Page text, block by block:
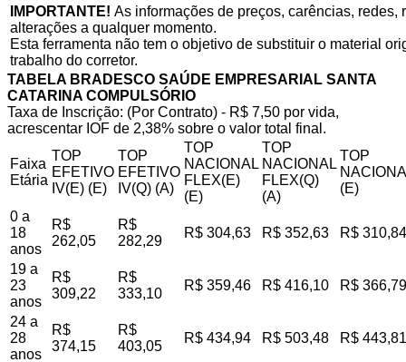
IMPORTANTE! As informações de preços, carências,
alterações a qualquer momento.
Esta ferramenta não tem o objetivo de substituir o material
trabalho do corretor.
TABELA BRADESCO SAÚDE EMPRESARIAL SANTA
CATARINA COMPULSÓRIO
Taxa de Inscrição: (Por Contrato) - R$ 7,50 por vida,
acrescentar IOF de 2,38% sobre o valor total final.
Faixa
Etária
TOP
EFETIVO
IV(E) (E)
TOP
EFETIVO
IV(Q) (A)
TOP
NACIONAL
FLEX(E)
(E)
TOP
NACIONAL
FLEX(Q)
(A)
TOP
(E)
0 a
18
anos
R$
262,05
R$
282,29
R$ 304,63 R$ 352,63 R$ 310,84
19 a
23
anos
R$
309,22
R$
333,10
R$ 359,46 R$ 416,10 R$ 366,79
24 a
28
anos
R$
374,15
R$
403,05
R$ 434,94 R$ 503,48 R$ 443,81